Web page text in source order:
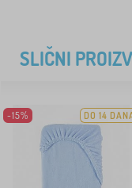
SLIČNI
-15% DO 14